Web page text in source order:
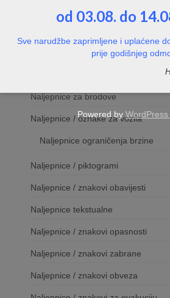
Naljepnice / znakovi pristupačnosti
Naljpenice - upute za siguran rad
Naljepnice za brodove
Naljepnice / oznake za vozila
Naljepnice ograničenja brzine
Naljepnice / piktogrami
Naljepnice / znakovi obavijesti
Naljepnice tekstualne
Naljepnice / znakovi opasnosti
Naljepnice / znakovi zabrane
Naljepnice / znakovi obveza
od 03.08. do
Sve narudžbe zaprimljene i uplaćene
prije godišnjeg
Powered by WordPress